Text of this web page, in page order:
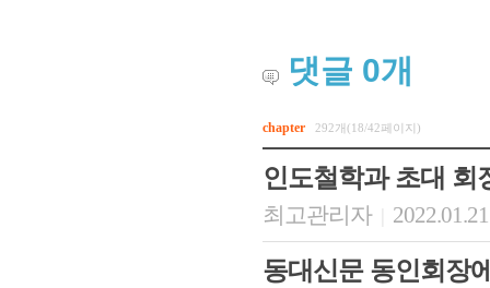
댓글 0개
chapter 292개(18/42페이지)
인도철학과 초대 회
최고관리자
동대신문 동인회장